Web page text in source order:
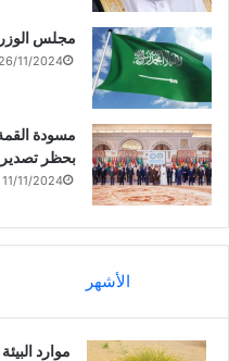
مجلس
26/11/2024
مسودة
بحظر تصدير
11/11/2024
الأشهر
موارد